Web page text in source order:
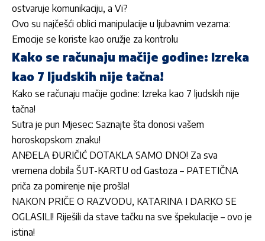
ostvaruje komunikaciju, a Vi?
Ovo su najčešći oblici manipulacije u ljubavnim vezama:
Emocije se koriste kao oružje za kontrolu
Kako se računaju mačije godine: Izreka
kao 7 ljudskih nije tačna!
Kako se računaju mačije godine: Izreka kao 7 ljudskih nije
tačna!
Sutra je pun Mjesec: Saznajte šta donosi vašem
horoskopskom znaku!
ANĐELA ĐURIČIĆ DOTAKLA SAMO DNO! Za sva
vremena dobila ŠUT-KARTU od Gastoza – PATETIČNA
priča za pomirenje nije prošla!
NAKON PRIČE O RAZVODU, KATARINA I DARKO SE
OGLASILI! Riješili da stave tačku na sve špekulacije – ovo je
istina!